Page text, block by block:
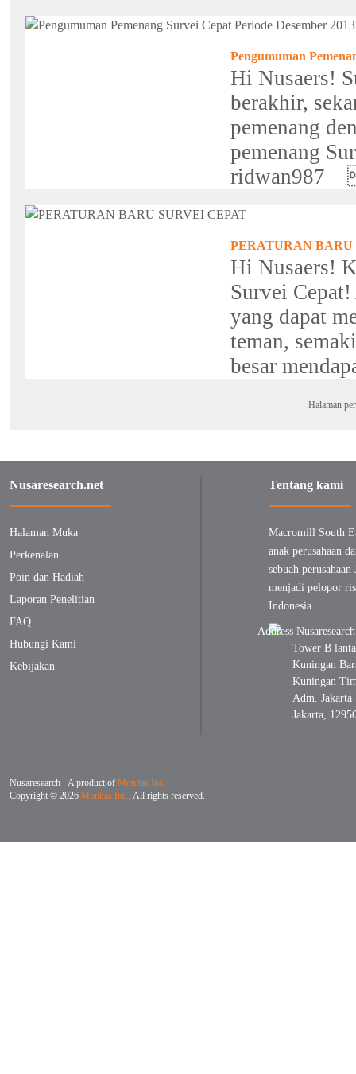
Pengumuman
Hi Nusaers!
berakhir,
pemenang
pemenang
ridwan987
PERATURAN BARU
Hi Nusaers!
Survei
yang dapat
teman,
besar
Halaman
Nusaresearch.net
Halaman Muka
Perkenalan
Poin dan Hadiah
Laporan Penelitian
FAQ
Hubungi Kami
Kebijakan
Tentang kami
Macromill South
anak perusahaan
sebuah perusahaan
menjadi pelopor
Indonesia.
Tower B
Kuningan
Kuningan
Adm.
Jakarta,
Nusaresearch - A product of Monitas Inc.
Copyright © 2026 Monitas Inc., All rights reserved.